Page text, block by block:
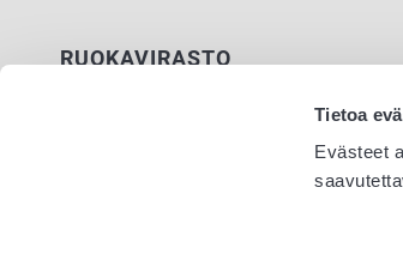
Tietoa
Evästeet
RUOKAVIRASTO